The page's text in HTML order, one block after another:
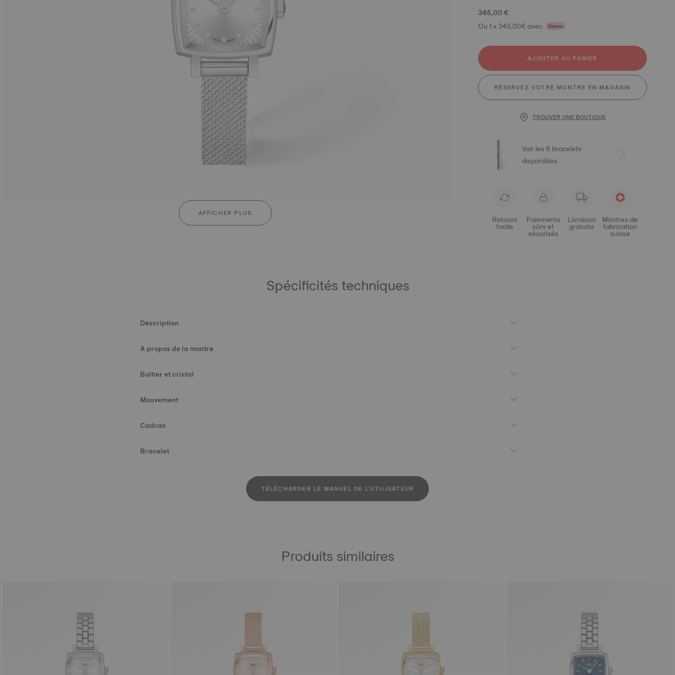
AFFICHER PLUS
345,00 €
Ou 1 x 345,00€ avec
AJOUTER AU PANIER
RÉSERVEZ VOTRE MONTRE EN MAGASIN
TROUVER UNE BOUTIQUE
Voir les 6 bracelets
disponibles
Retours
facile
Paiements
sûrs et
sécurisés
Livraison
gratuite
Montres de
fabrication
suisse
Spécificités techniques
Description
A propos de la montre
Boîtier et cristal
Mouvement
Cadran
Bracelet
TÉLÉCHARGER LE MANUEL DE L'UTILISATEUR
Produits similaires